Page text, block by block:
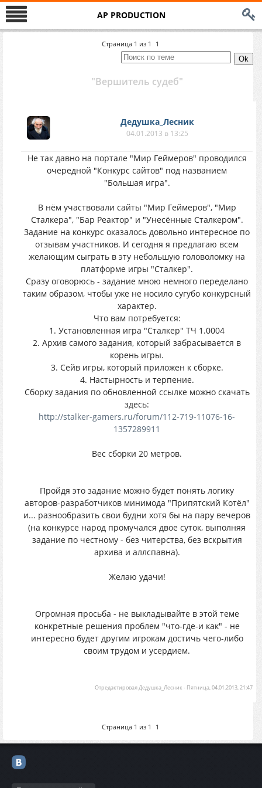
AP PRODUCTION
Страница 1 из 1 1
"Вершитель судеб"
Дедушка_Лесник
04.01.2013 в 13:25
Не так давно на портале "Мир Геймеров" проводился
очередной "Конкурс сайтов" под названием
"Большая игра".
В нём участвовали сайты "Мир Геймеров", "Мир
Сталкера", "Бар Реактор" и "Унесённые Сталкером".
Задание на конкурс оказалось довольно интересное по
отзывам участников. И сегодня я предлагаю всем
желающим сыграть в эту небольшую головоломку на
платформе игры "Сталкер".
Сразу оговорюсь - задание мною немного переделано
таким образом, чтобы уже не носило сугубо конкурсный
характер.
Что вам потребуется:
1. Установленная игра "Сталкер" ТЧ 1.0004
2. Архив самого задания, который забрасывается в
корень игры.
3. Сейв игры, который приложен к сборке.
4. Настырность и терпение.
Сборку задания по обновленной ссылке можно скачать
здесь:
http://stalker-gamers.ru/forum/112-719-11076-16-
1357289911
Вес сборки 20 метров.
Пройдя это задание можно будет понять логику
авторов-разработчиков минимода "Припятский Котёл"
и... разнообразить свои будни хотя бы на пару вечеров
(на конкурсе народ промучался двое суток, выполняя
задание по честному - без читерства, без вскрытия
архива и аллспавна).
Желаю удачи!
Огромная просьба - не выкладывайте в этой теме
конкретные решения проблем "что-где-и как" - не
интересно будет другим игрокам достичь чего-либо
своим трудом и усердием.
ОтредактировалДедушка_Лесник - Пятница, 04.01.2013, 21:47
Страница 1 из 1 1